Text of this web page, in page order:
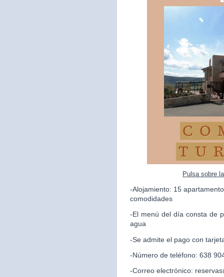
Pulsa sobre
-Alojamiento: 15
comodidades
-El menú del día consta de
agua
-Se admite el pago con
-Número de teléfono: 638
-Correo electrónico: